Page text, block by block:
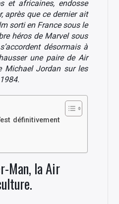
et africaines, endosse
après que ce dernier ait
sorti en France sous le
héros de Marvel sous
désormais à
une paire de Air
Michael Jordan sur les
définitivement
Man, la Air